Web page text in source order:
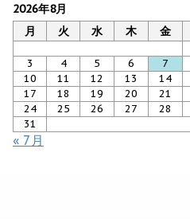
2026年8月
月
火 水 木 金
3
4 5 6 7
10
11 12 13 14
17
18 19 20 21
24
25 26 27 28
31
« 7月